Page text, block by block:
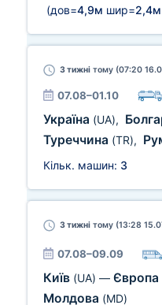
(дов=4,9м шир=2,4м
3 тижні тому (07:20
07.08–01.10
Україна (UA),
Туреччина (TR),
Кільк. машин: 3
3 тижні тому (13:28
07.08–09.09
Київ (UA) — Європа
Молдова (MD)